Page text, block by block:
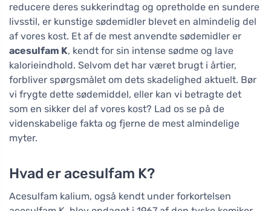
reducere deres sukkerindtag og opretholde en sundere
livsstil, er kunstige sødemidler blevet en almindelig del
af vores kost. Et af de mest anvendte sødemidler er
acesulfam K, kendt for sin intense sødme og lave
kalorieindhold. Selvom det har været brugt i årtier,
forbliver spørgsmålet om dets skadelighed aktuelt. Bør
vi frygte dette sødemiddel, eller kan vi betragte det
som en sikker del af vores kost? Lad os se på de
videnskabelige fakta og fjerne de mest almindelige
myter.
Hvad er acesulfam K?
Acesulfam kalium, også kendt under forkortelsen